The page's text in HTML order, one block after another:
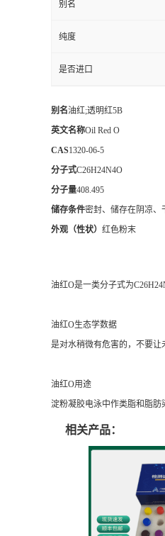
别名
纯度
是否进口
别名油红;透明红5B
英文名称Oil Red O
CAS1320-06-5
分子式C26H24N4O
分子量408.495
储存条件密封、储存在阴凉、
外观（性状） 红色粉末
油红O是一类分子式为
油红O生态学数据
是对水稍微有危害的，不要
油红O用途
淀粉凝胶电泳中作类脂和脂肪
相关产品：